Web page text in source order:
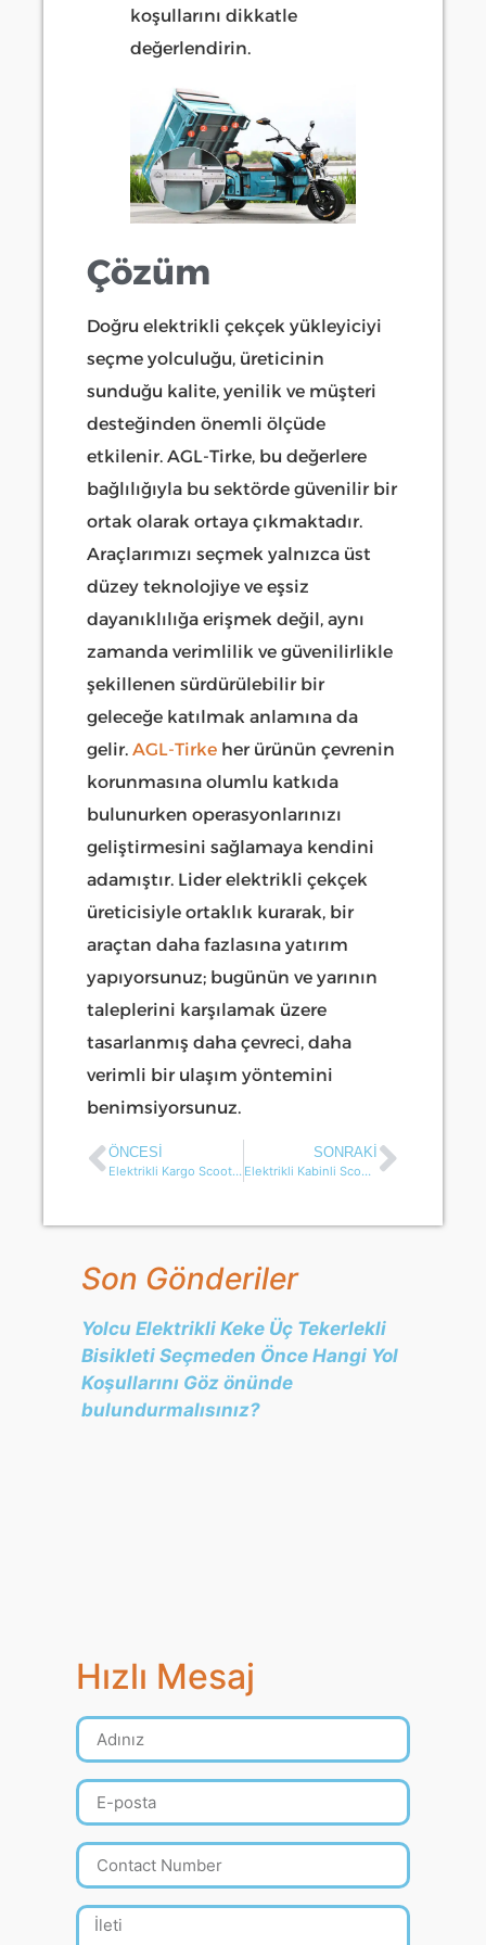
koşullarını dikkatle
değerlendirin.
Çözüm
Doğru elektrikli çekçek yükleyiciyi
seçme yolculuğu, üreticinin
sunduğu kalite, yenilik ve müşteri
desteğinden önemli ölçüde
etkilenir. AGL-Tirke, bu değerlere
bağlılığıyla bu sektörde güvenilir bir
ortak olarak ortaya çıkmaktadır.
Araçlarımızı seçmek yalnızca üst
düzey teknolojiye ve eşsiz
dayanıklılığa erişmek değil, aynı
zamanda verimlilik ve güvenilirlikle
şekillenen sürdürülebilir bir
geleceğe katılmak anlamına da
gelir. AGL-Tirke her ürünün çevrenin
korunmasına olumlu katkıda
bulunurken operasyonlarınızı
geliştirmesini sağlamaya kendini
adamıştır. Lider elektrikli çekçek
üreticisiyle ortaklık kurarak, bir
araçtan daha fazlasına yatırım
yapıyorsunuz; bugünün ve yarının
taleplerini karşılamak üzere
tasarlanmış daha çevreci, daha
verimli bir ulaşım yöntemini
benimsiyorsunuz.
ÖNCESI
Elektrikli Kargo Scooterınızın Bakımı Nasıl Yapılır？
SONRAKI
Elektrikli Kabinli Scooter Üç Tekerlekli Bisiklet Alımlarında 5 Yaygın Tuzak
Son Gönderiler
Yolcu Elektrikli Keke Üç Tekerlekli
Bisikleti Seçmeden Önce Hangi Yol
Koşullarını Göz önünde
bulundurmalısınız?
Hızlı Mesaj